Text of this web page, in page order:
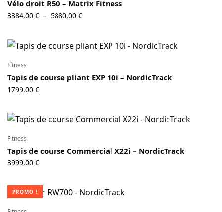
Vélo droit R50 – Matrix Fitness
3384,00 € – 5880,00 €Plage de
à
Fitness
Tapis de course pliant EXP 10i – NordicTrack
1799,00 €
Fitness
Tapis de course Commercial X22i – NordicTrack
3999,00 €
PROMO !